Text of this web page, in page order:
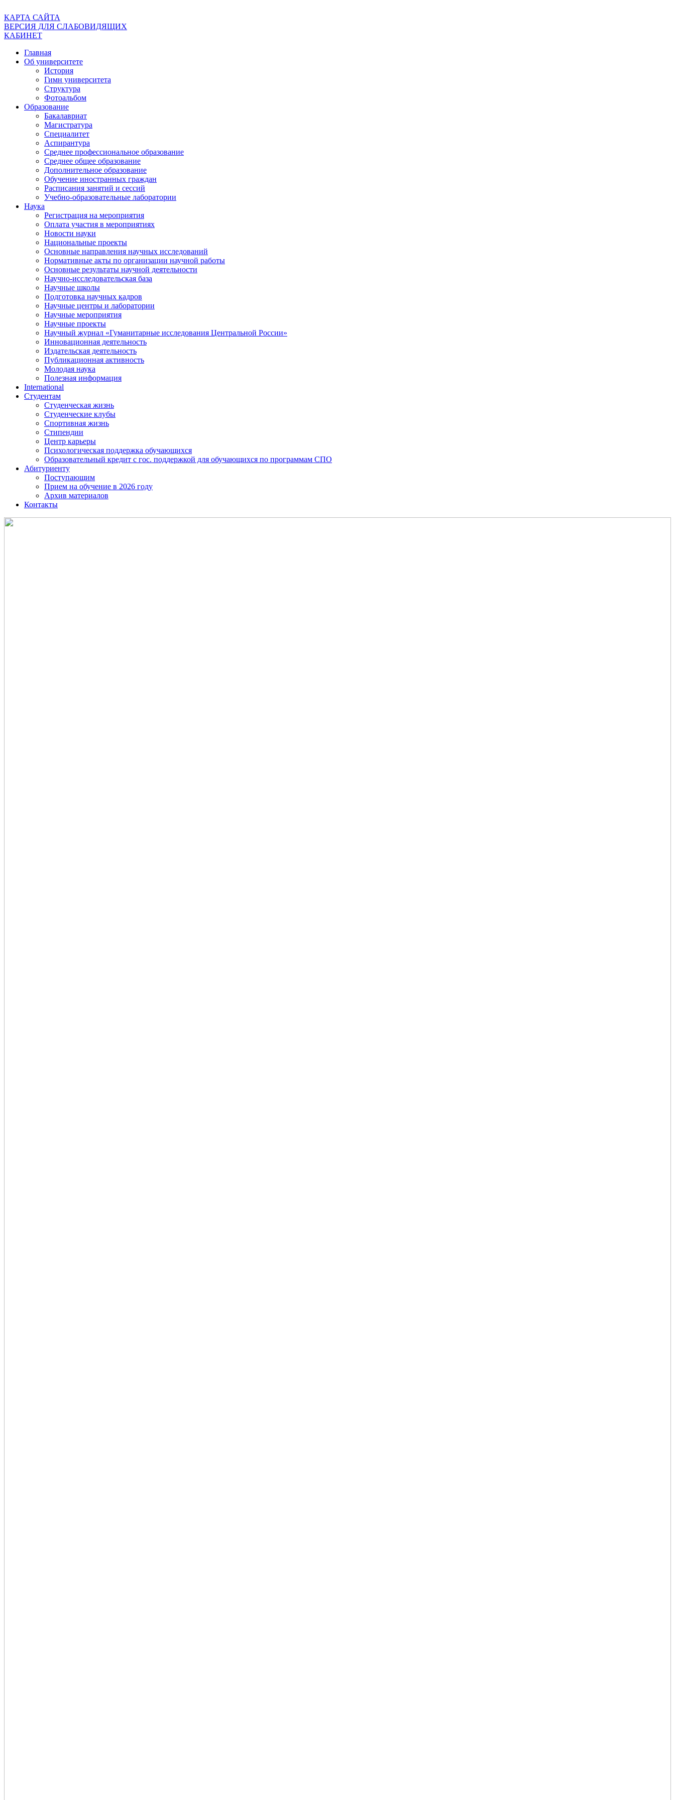
КАРТА САЙТА
ВЕРСИЯ ДЛЯ СЛАБОВИДЯЩИХ
КАБИНЕТ
Главная
Об университете
История
Гимн университета
Структура
Фотоальбом
Образование
Бакалавриат
Магистратура
Специалитет
Аспирантура
Среднее профессиональное образование
Среднее общее образование
Дополнительное образование
Обучение иностранных граждан
Расписания занятий и сессий
Учебно-образовательные лаборатории
Наука
Регистрация на мероприятия
Оплата участия в мероприятиях
Новости науки
Национальные проекты
Основные направления научных исследований
Нормативные акты по организации научной работы
Основные результаты научной деятельности
Научно-исследовательская база
Научные школы
Подготовка научных кадров
Научные центры и лаборатории
Научные мероприятия
Научные проекты
Научный журнал «Гуманитарные исследования Центральной России»
Инновационная деятельность
Издательская деятельность
Публикационная активность
Молодая наука
Полезная информация
International
Студентам
Студенческая жизнь
Студенческие клубы
Спортивная жизнь
Стипендии
Центр карьеры
Психологическая поддержка обучающихся
Образовательный кредит с гос. поддержкой для обучающихся по программам СПО
Абитуриенту
Поступающим
Прием на обучение в 2026 году
Архив материалов
Контакты